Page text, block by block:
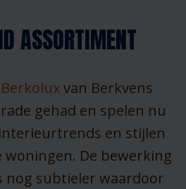
ASSORTIMENT
Berkoluxvan Berkvens
gehad en spelen nu
en stijlen
woningen. De bewerking
nog subtieler waardoor